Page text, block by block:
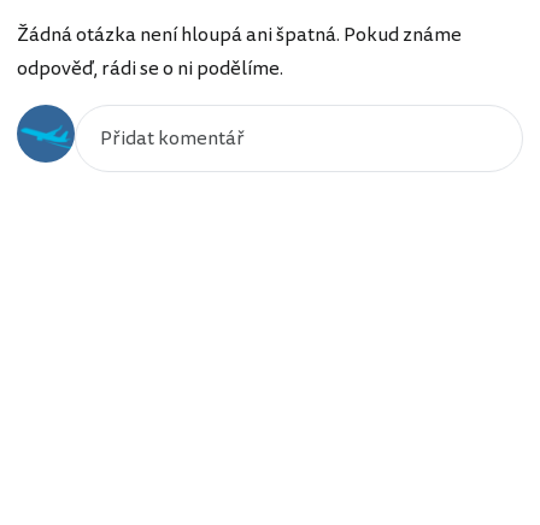
Žádná otázka není hloupá ani špatná. Pokud známe
odpověď, rádi se o ni podělíme.